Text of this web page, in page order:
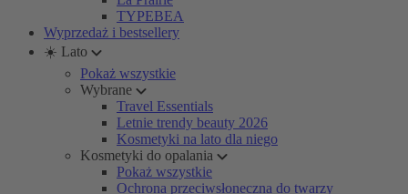
TYPEBEA
Wyprzedaż i bestsellery
☀️ Lato
Pokaż wszystkie
Wybrane
Travel Essentials
Letnie trendy beauty 2026
Kosmetyki na lato dla niego
Kosmetyki do opalania
Pokaż wszystkie
Ochrona przeciwsłoneczna do twarzy